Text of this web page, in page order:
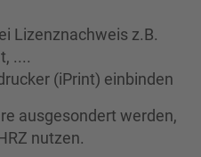
Lizenznachweis z.B.
....
(iPrint) einbinden
ausgesondert werden,
nutzen.